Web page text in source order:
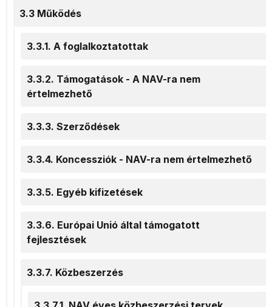
3.3 Működés
3.3.1. A foglalkoztatottak
3.3.2. Támogatások - A NAV-ra nem
értelmezhető
3.3.3. Szerződések
3.3.4. Koncessziók - NAV-ra nem értelmezhető
3.3.5. Egyéb kifizetések
3.3.6. Európai Unió által támogatott
fejlesztések
3.3.7. Közbeszerzés